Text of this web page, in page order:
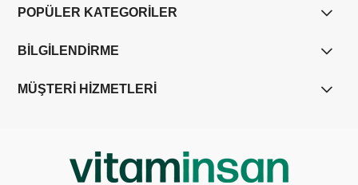
POPÜLER KATEGORİLER
BİLGİLENDİRME
MÜŞTERİ HİZMETLERİ